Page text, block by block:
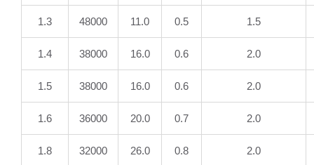
1.3 48000 11.0 0.5 1.5
1.4 38000 16.0 0.6 2.0
1.5 38000 16.0 0.6 2.0
1.6 36000 20.0 0.7 2.0
1.8 32000 26.0 0.8 2.0